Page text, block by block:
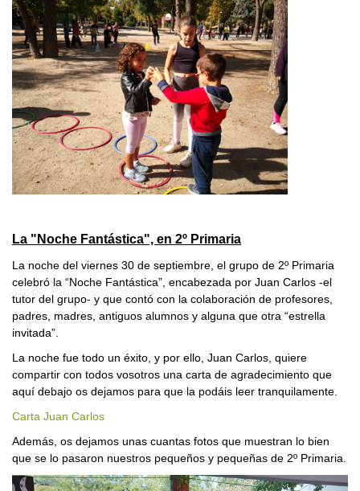
La "Noche Fantástica", en 2º Primaria
La noche del viernes 30 de septiembre, el grupo de 2º Primaria
celebró la “Noche Fantástica”, encabezada por Juan Carlos -el
tutor del grupo- y que contó con la colaboración de profesores,
padres, madres, antiguos alumnos y alguna que otra “estrella
invitada”.
La noche fue todo un éxito, y por ello, Juan Carlos, quiere
compartir con todos vosotros una carta de agradecimiento que
aquí debajo os dejamos para que la podáis leer tranquilamente.
Carta Juan Carlos
Además, os dejamos unas cuantas fotos que muestran lo bien
que se lo pasaron nuestros pequeños y pequeñas de 2º Primaria.